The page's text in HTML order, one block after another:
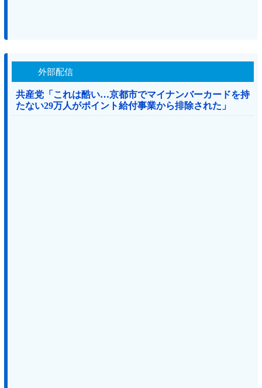
外部配信
共産党「これは酷い…京都市でマイナンバーカードを持
たない29万人がポイント給付事業から排除された」